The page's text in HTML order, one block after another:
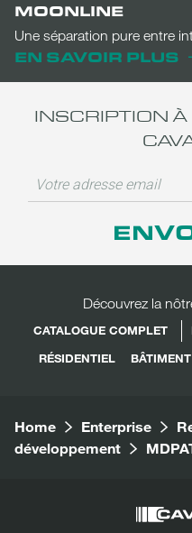
MOONLINE
Une séparation pure entre
EN SAVOIR PLUS
INSCRIPTION
Découvrez la
CATALOGUE COMPLET
RÉSIDENTIEL
BÂTIMENT
Home Enterprise
développement